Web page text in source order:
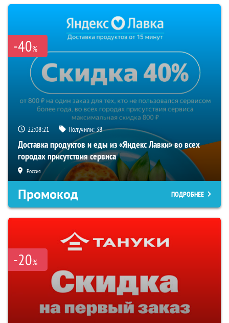
-40%
22:08:20 Получили:38
Доставка продуктов и еды из «Яндекс Лавки» во всех
городах присутствия сервиса
Россия
Промокод ПОДРОБНЕЕ
-20%